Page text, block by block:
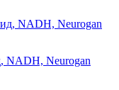
NADH, Neurogan